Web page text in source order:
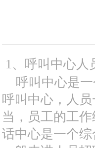
1、呼叫中心人
呼叫中心是
呼叫中心，人
当，员工的工
话中心是一个